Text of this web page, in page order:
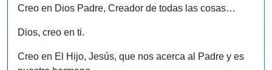
Creo en Dios Padre, Creador de todas las cosas…
Dios, creo en ti.
Creo en El Hijo, Jesús, que nos acerca al Padre y es